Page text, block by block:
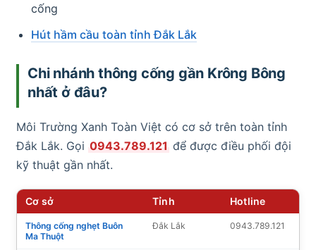
cống
Hút hầm cầu toàn tỉnh Đắk Lắk
Chi nhánh thông cống gần Krông Bông
nhất ở đâu?
Môi Trường Xanh Toàn Việt có cơ sở trên toàn tỉnh
Đắk Lắk. Gọi 0943.789.121 để được điều phối đội
kỹ thuật gần nhất.
Cơ sở Tỉnh Hotline
Thông cống nghẹt Buôn
Ma Thuột
Đắk Lắk 0943.789.121